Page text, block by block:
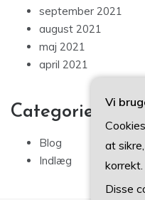
september 2021
august 2021
maj 2021
april 2021
Categories
Blog
Indlæg
Vi
at
korrekt.
Disse